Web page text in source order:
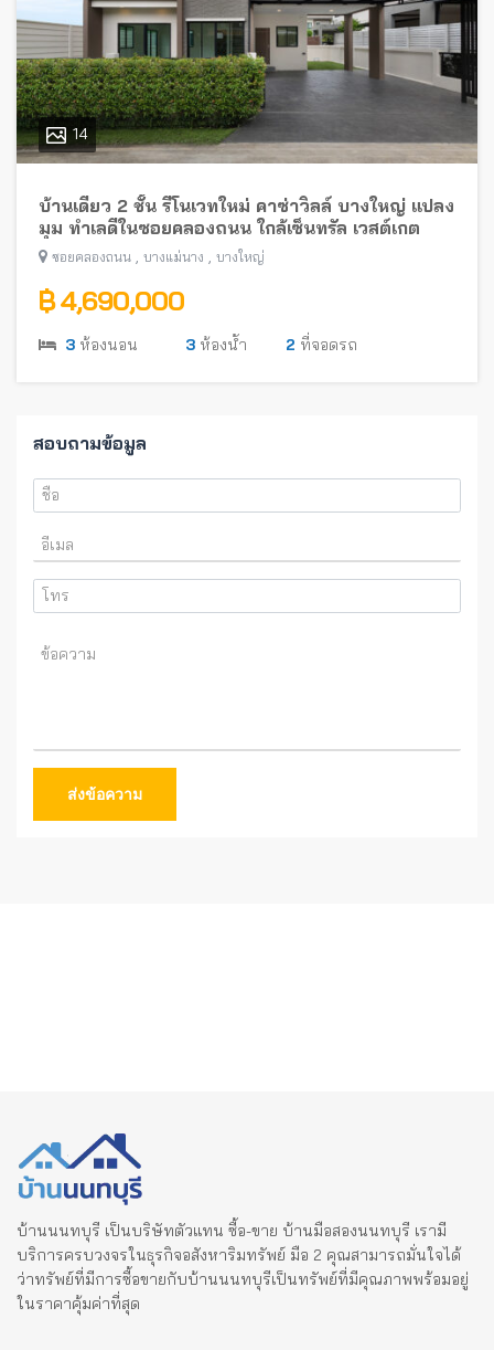
14
บ้านเดี่ยว 2 ชั้น รีโนเวทใหม่ คาซ่าวิลล์ บางใหญ่ แปลง
มุม ทำเลดีในซอยคลองถนน ใกล้เซ็นทรัล เวสต์เกต
ซอยคลองถนน , บางแม่นาง , บางใหญ่
฿ 4,690,000
3 ห้องนอน 3 ห้องน้ำ 2 ที่จอดรถ
สอบถามข้อมูล
ส่งข้อความ
บ้านนนทบุรี เป็นบริษัทตัวแทน ซื้อ-ขาย บ้านมือสองนนทบุรี เรามี
บริการครบวงจรในธุรกิจอสังหาริมทรัพย์ มือ 2 คุณสามารถมั่นใจได้
ว่าทรัพย์ที่มีการซื้อขายกับบ้านนนทบุรีเป็นทรัพย์ที่มีคุณภาพพร้อมอยู่
ในราคาคุ้มค่าที่สุด